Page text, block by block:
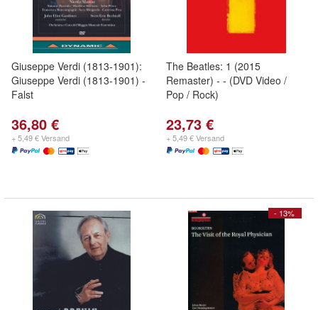
Giuseppe Verdi (1813-1901):
Giuseppe Verdi (1813-1901) -
Falst
36,80 €
+ 5,49 € Versand
The Beatles: 1 (2015
Remaster) - - (DVD Video /
Pop / Rock)
23,73 €
+ 5,49 € Versand
- 13%